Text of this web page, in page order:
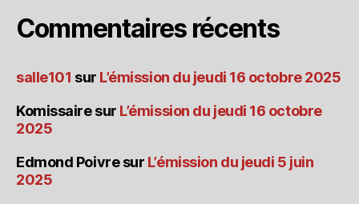
Commentaires récents
salle101 sur L’émission du jeudi 16 octobre 2025
Komissairesur L’émission du jeudi 16 octobre
2025
Edmond Poivresur L’émission du jeudi 5 juin
2025